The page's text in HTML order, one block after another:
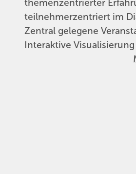
themenzentrierter
teilnehmerzentriert im
Zentral gelegene
Interaktive